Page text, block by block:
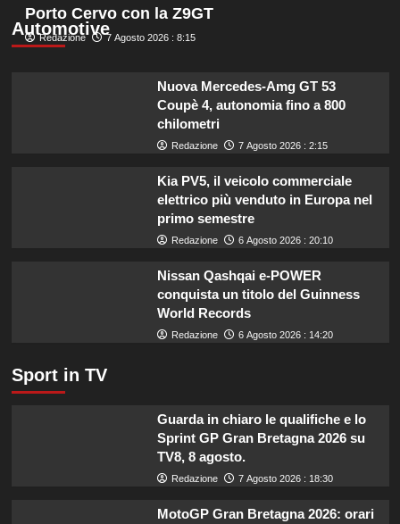
acquacoltura
colpite
più
su
Ultraprocessati
Automotive
Porto Cervo con la Z9GT
Redazione 7 Agosto 2026 : 8:15
Nuova Mercedes-Amg GT 53
Coupè 4, autonomia fino a 800
chilometri
Redazione 7 Agosto 2026 : 2:15
Kia PV5, il veicolo commerciale
elettrico più venduto in Europa nel
primo semestre
Redazione 6 Agosto 2026 : 20:10
Nissan Qashqai e-POWER
conquista un titolo del Guinness
World Records
Redazione 6 Agosto 2026 : 14:20
Sport in TV
Guarda in chiaro le qualifiche e lo
Sprint GP Gran Bretagna 2026 su
TV8, 8 agosto.
Redazione 7 Agosto 2026 : 18:30
MotoGP Gran Bretagna 2026: orari